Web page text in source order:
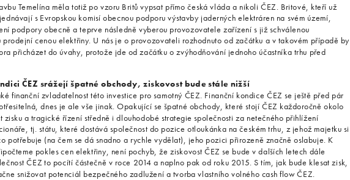
Temelína měla totiž po vzoru Britů vypsat přímo česká vláda a nikoli ČEZ. Britové, kteří už
s Evropskou komisí obecnou podporu výstavby jaderných elektráren na svém území,
podpory obecně a teprve následně vyberou provozovatele zařízení s již schválenou
prodejní cenou elektřiny. U nás je o provozovateli rozhodnuto od začátku a v takovém případě by
přicházet do úvahy, protože jde od začátku o zvýhodňování jednoho účastníka trhu před
ČEZ srážejí špatné obchody, ziskovost bude stále nižší
finanční zvladatelnost této investice pro samotný ČEZ. Finanční kondice ČEZ se ještě před pár
dnes je ale vše jinak. Opakující se špatné obchody, které stojí ČEZ každoročně okolo
zisku a tragické řízení středně i dlouhodobé strategie společnosti za netečného přihlížení
tj. státu, které dostává společnost do pozice otloukánka na českém trhu, z jehož majetku si
potřebuje (na čem se dá snadno a rychle vydělat), jeho pozici přirozeně značně oslabuje. K
pokles cen elektřiny, není pochyb, že ziskovost ČEZ se bude v dalších letech dále
ČEZ to pocítí částečně v roce 2014 a naplno pak od roku 2015. S tím, jak bude klesat zisk,
snižovat potenciál bezpečného zadlužení a tvorba vlastního volného cash flow ČEZ.